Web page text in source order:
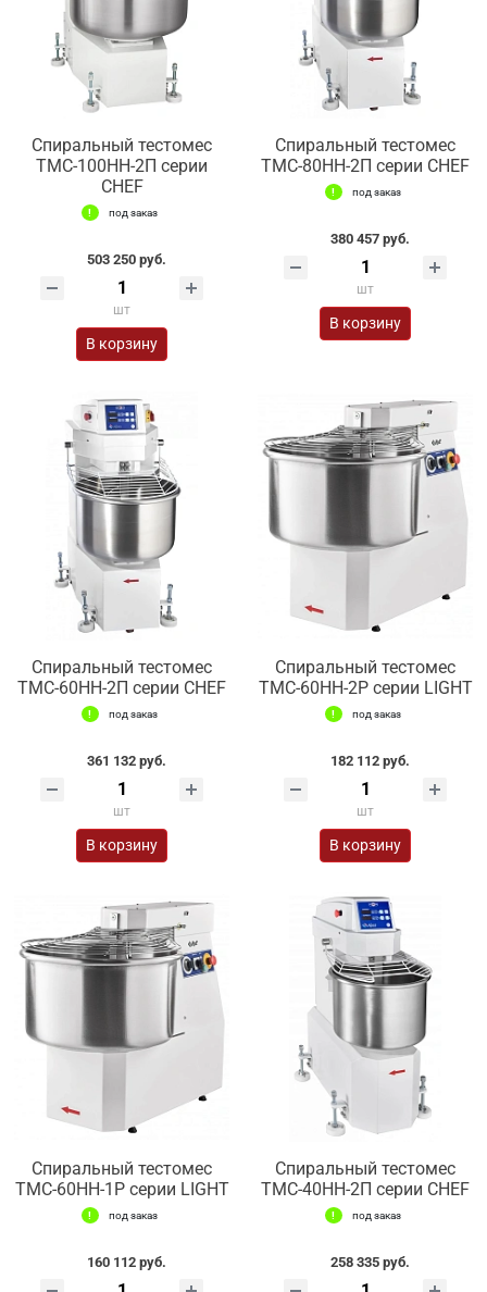
Спиральный тестомес
ТМС-100НН-2П серии
CHEF
под заказ
503 250 руб.
шт
В корзину
Спиральный тестомес
ТМС-80НН-2П серии CHEF
под заказ
380 457 руб.
шт
В корзину
Спиральный тестомес
ТМС-60НН-2П серии CHEF
под заказ
361 132 руб.
шт
В корзину
Спиральный тестомес
ТМС-60НН-2Р серии LIGHT
под заказ
182 112 руб.
шт
В корзину
Спиральный тестомес
ТМС-60НН-1Р серии LIGHT
под заказ
160 112 руб.
Спиральный тестомес
ТМС-40НН-2П серии CHEF
под заказ
258 335 руб.